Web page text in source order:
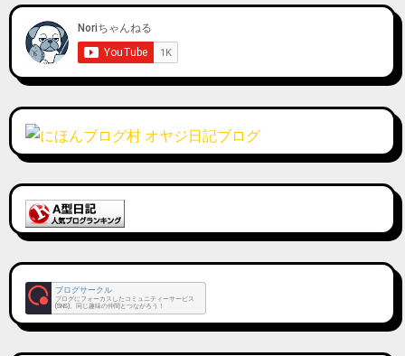
ブログサークル
ブログにフォーカスしたコミュニティーサービス
(SNS)。同じ趣味の仲間とつながろう！